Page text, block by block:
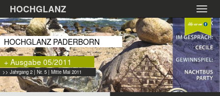
Zum
Hauptinhalt
springen
HOCHGLANZ
HOCHGLANZ PADERBORN
+ Ausgabe 05/2011
>> Jahrgang 2 | Nr. 5 | Mitte Mai 2011